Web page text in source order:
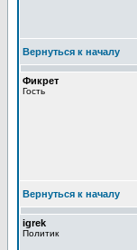
Вернуться к началу
Фикрет
Гость
Вернуться к началу
igrek
Политик